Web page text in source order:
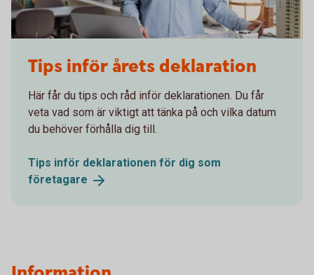
Tips inför årets deklaration
Här får du tips och råd inför deklarationen. Du får
veta vad som är viktigt att tänka på och vilka datum
du behöver förhålla dig till.
Tips inför deklarationen för dig som
företagare